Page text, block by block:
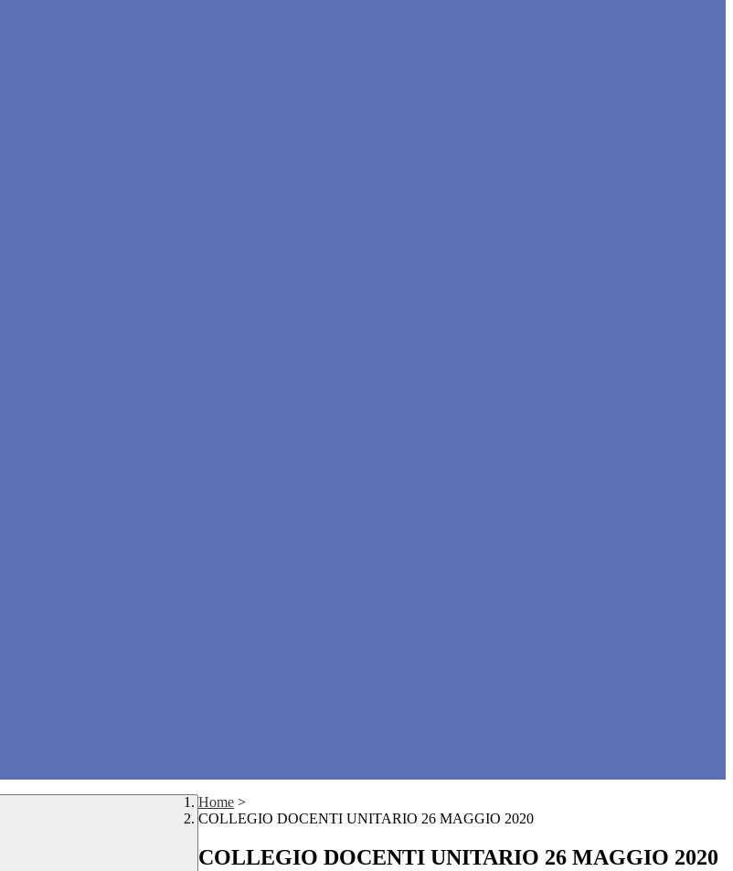
Home >
COLLEGIO DOCENTI UNITARIO 26 MAGGIO 2020
COLLEGIO DOCENTI UNITARIO 26 MAGGIO 2020